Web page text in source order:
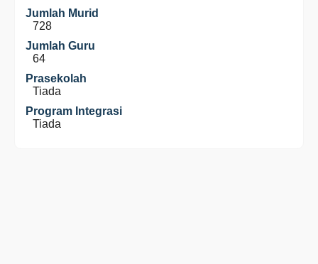
Jumlah Murid
728
Jumlah Guru
64
Prasekolah
Tiada
Program Integrasi
Tiada